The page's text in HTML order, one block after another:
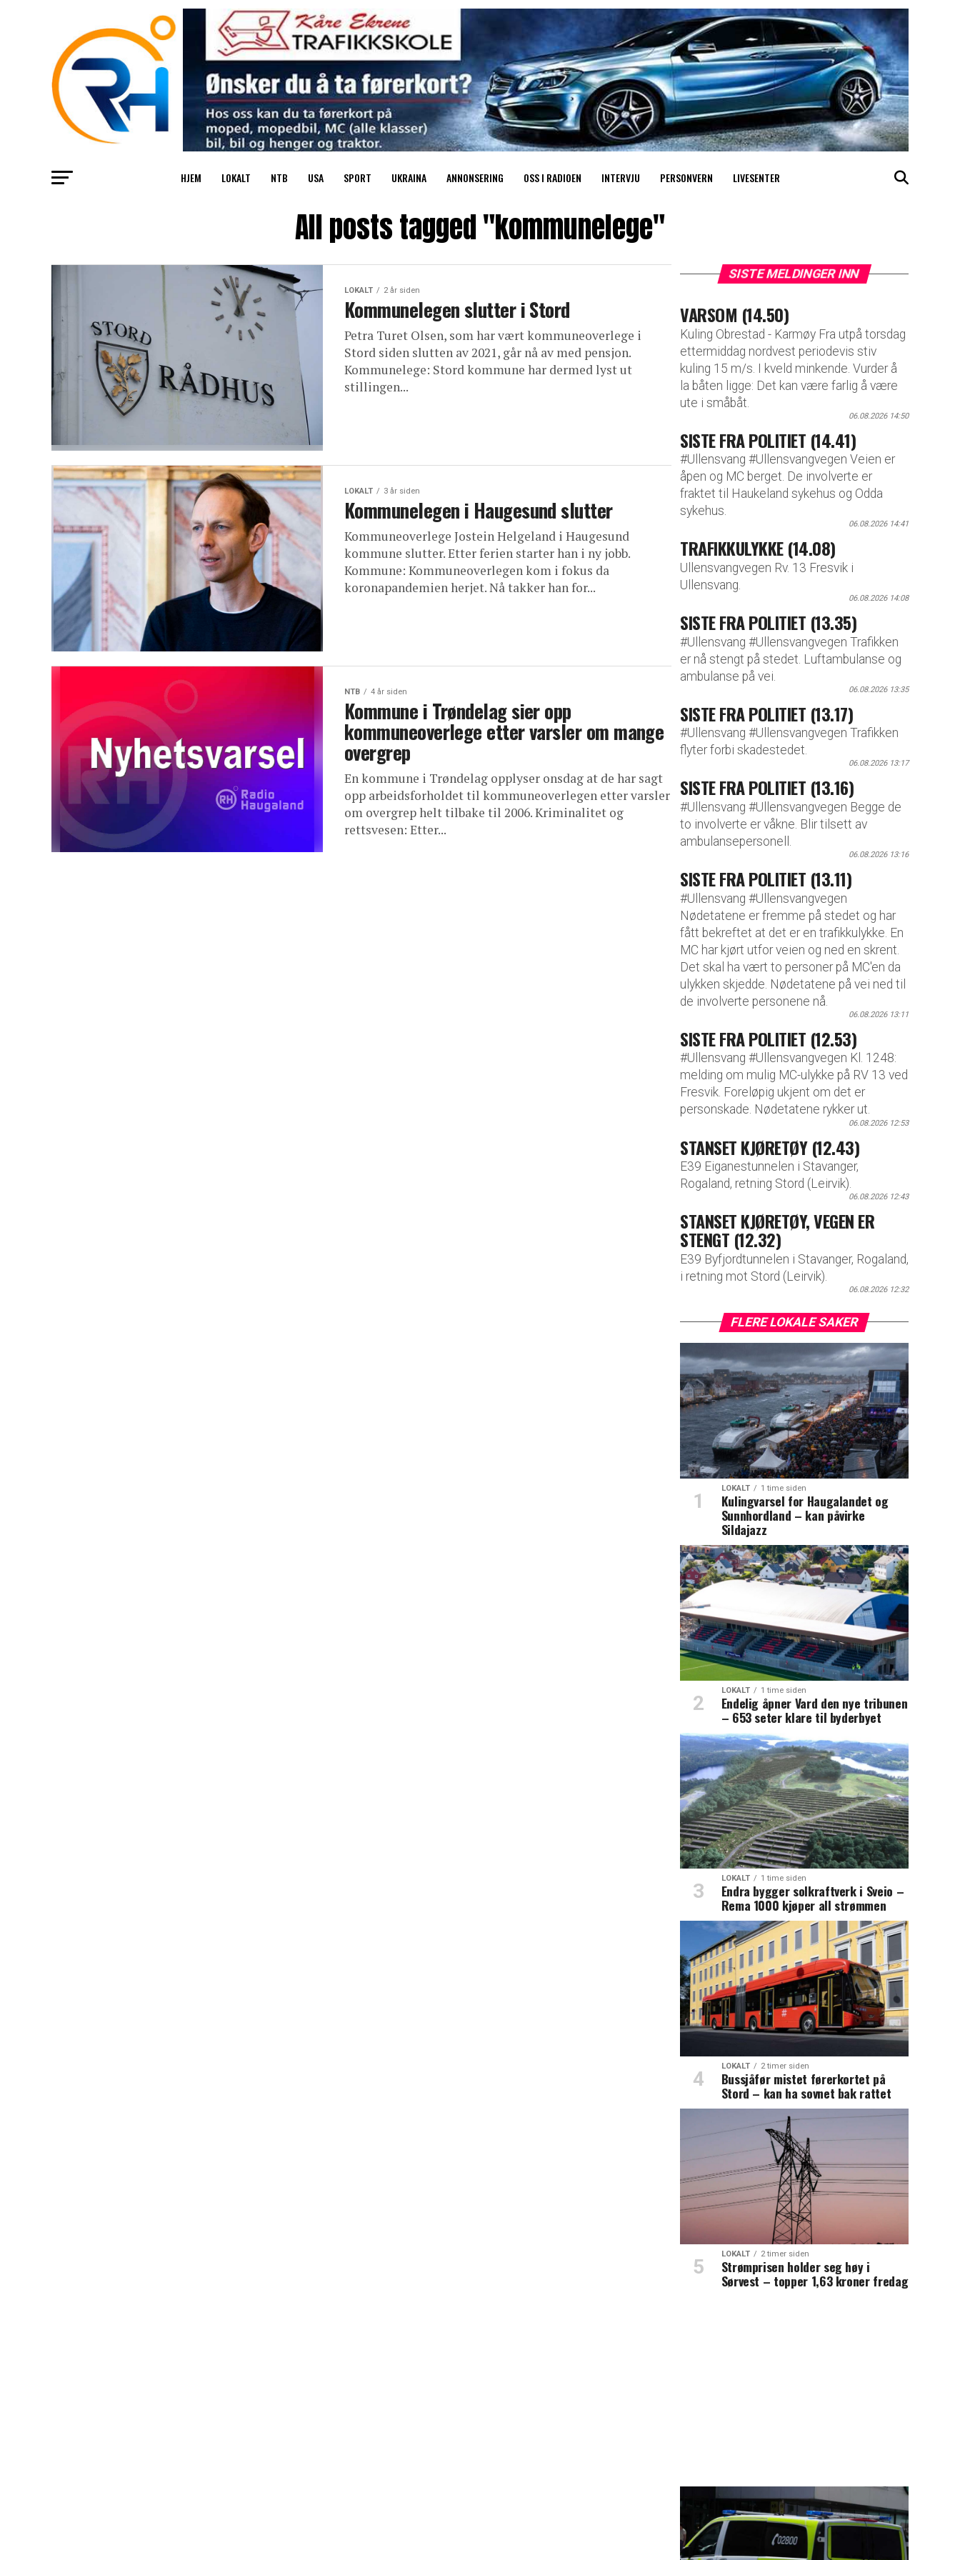
HJEM LOKALT NTB USA SPORT UKRAINA ANNONSERING OSS I RADIOEN INTERVJU PERSONVERN LIVESENTER
All posts tagged "kommunelege"
LOKALT 2 år siden
Kommunelegen slutter i Stord
Petra Turet Olsen, som har vært kommuneoverlege i
Stord siden slutten av 2021, går nå av med pensjon.
Kommunelege: Stord kommune har dermed lyst ut
stillingen...
LOKALT 3 år siden
Kommunelegen i Haugesund slutter
Kommuneoverlege Jostein Helgeland i Haugesund
kommune slutter. Etter ferien starter han i ny jobb.
Kommune: Kommuneoverlegen kom i fokus da
koronapandemien herjet. Nå takker han for...
NTB 4 år siden
Kommune i Trøndelag sier opp
kommuneoverlege etter varsler om mange
overgrep
En kommune i Trøndelag opplyser onsdag at de har sagt
opp arbeidsforholdet til kommuneoverlegen etter varsler
om overgrep helt tilbake til 2006. Kriminalitet og
rettsvesen: Etter...
SISTE MELDINGER INN
VARSOM (14.50)
Kuling Obrestad - Karmøy Fra utpå torsdag
ettermiddag nordvest periodevis stiv
kuling 15 m/s. I kveld minkende. Vurder å
la båten ligge: Det kan være farlig å være
ute i småbåt.
06.08.2026 14:50
SISTE FRA POLITIET (14.41)
#Ullensvang #Ullensvangvegen Veien er
åpen og MC berget. De involverte er
fraktet til Haukeland sykehus og Odda
sykehus.
06.08.2026 14:41
TRAFIKKULYKKE (14.08)
Ullensvangvegen Rv. 13 Fresvik i
Ullensvang.
06.08.2026 14:08
SISTE FRA POLITIET (13.35)
#Ullensvang #Ullensvangvegen Trafikken
er nå stengt på stedet. Luftambulanse og
ambulanse på vei.
06.08.2026 13:35
SISTE FRA POLITIET (13.17)
#Ullensvang #Ullensvangvegen Trafikken
flyter forbi skadestedet.
06.08.2026 13:17
SISTE FRA POLITIET (13.16)
#Ullensvang #Ullensvangvegen Begge de
to involverte er våkne. Blir tilsett av
ambulansepersonell.
06.08.2026 13:16
SISTE FRA POLITIET (13.11)
#Ullensvang #Ullensvangvegen
Nødetatene er fremme på stedet og har
fått bekreftet at det er en trafikkulykke. En
MC har kjørt utfor veien og ned en skrent.
Det skal ha vært to personer på MC'en da
ulykken skjedde. Nødetatene på vei ned til
de involverte personene nå.
06.08.2026 13:11
SISTE FRA POLITIET (12.53)
#Ullensvang #Ullensvangvegen Kl. 1248:
melding om mulig MC-ulykke på RV 13 ved
Fresvik. Foreløpig ukjent om det er
personskade. Nødetatene rykker ut.
06.08.2026 12:53
STANSET KJØRETØY (12.43)
E39 Eiganestunnelen i Stavanger,
Rogaland, retning Stord (Leirvik).
06.08.2026 12:43
STANSET KJØRETØY, VEGEN ER
STENGT (12.32)
E39 Byfjordtunnelen i Stavanger, Rogaland,
i retning mot Stord (Leirvik).
06.08.2026 12:32
FLERE LOKALE SAKER
LOKALT 1 time siden
Kulingvarsel for Haugalandet og
Sunnhordland – kan påvirke
Sildajazz
LOKALT 1 time siden
Endelig åpner Vard den nye tribunen
– 653 seter klare til byderbyet
LOKALT 1 time siden
Endra bygger solkraftverk i Sveio –
Rema 1000 kjøper all strømmen
LOKALT 2 timer siden
Bussjåfør mistet førerkortet på
Stord – kan ha sovnet bak rattet
LOKALT 2 timer siden
Strømprisen holder seg høy i
Sørvest – topper 1,63 kroner fredag